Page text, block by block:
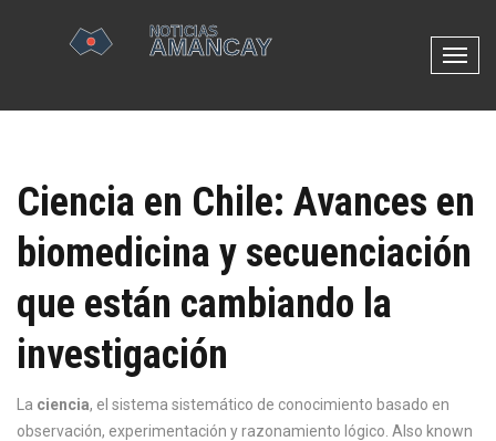
N
v
a
c
i
ó
l
Ciencia en Chile: Avances en
biomedicina y secuenciación
que están cambiando la
investigación
La ciencia, el sistema sistemático de conocimiento basado en
observación, experimentación y razonamiento lógico . Also known